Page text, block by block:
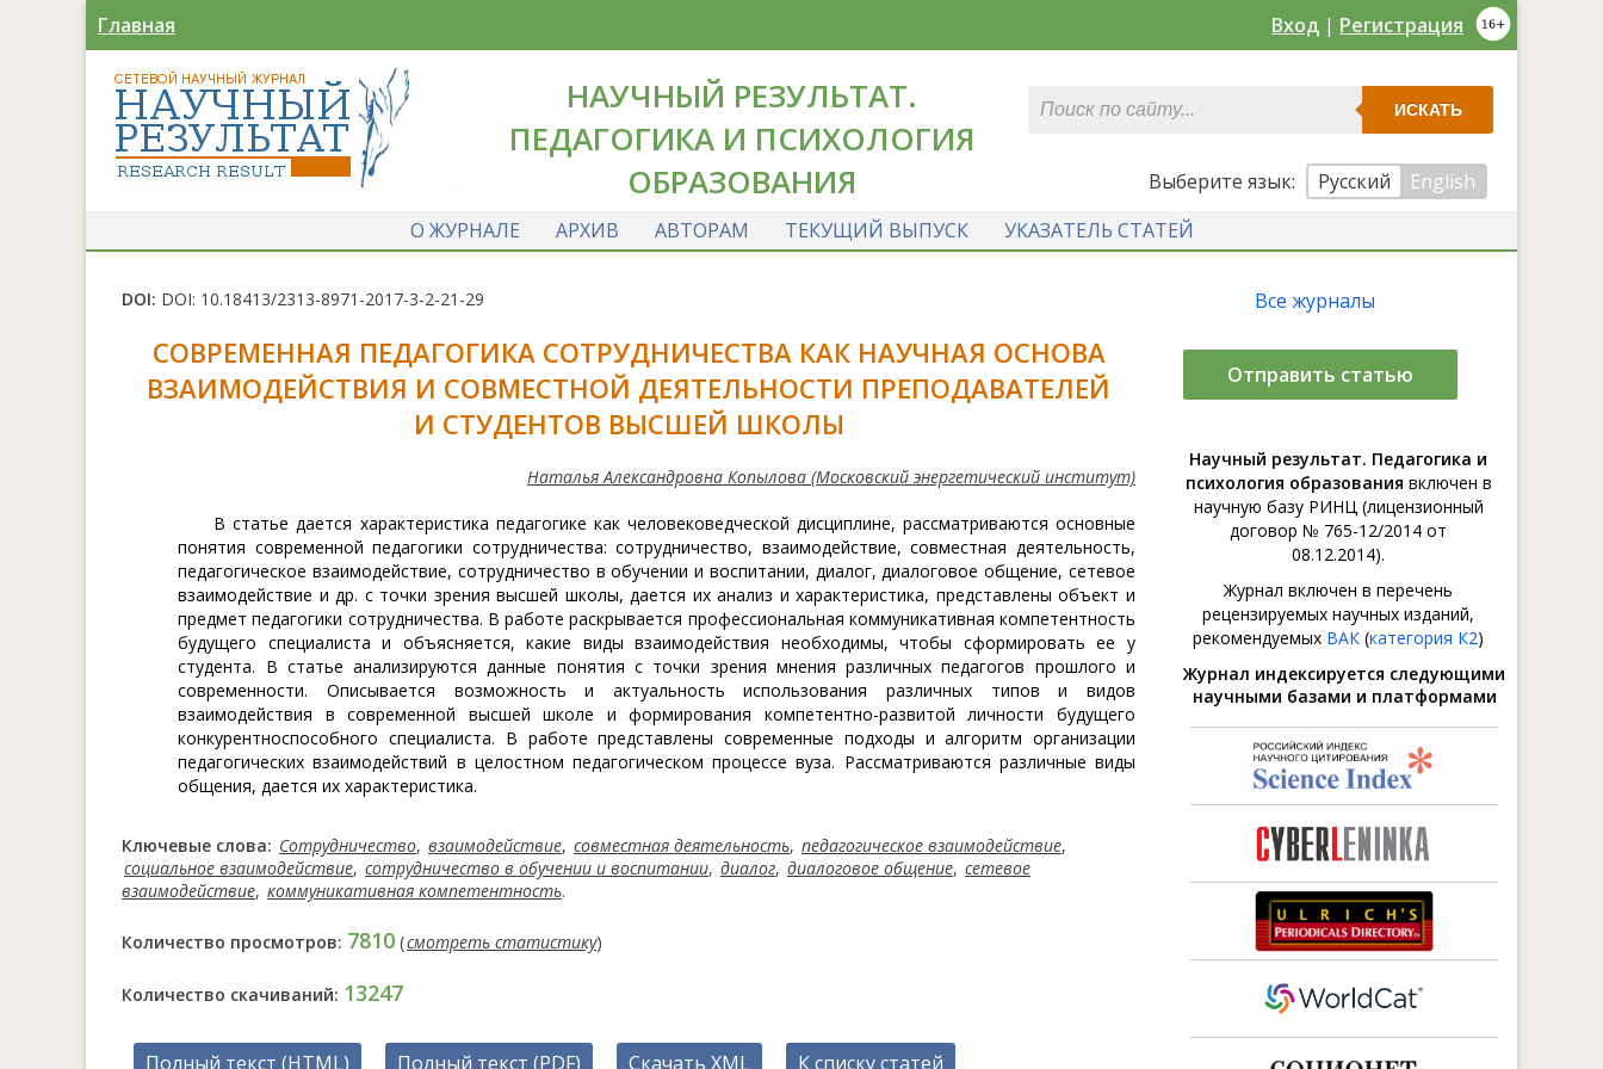
Главная Вход | Регистрация
НАУЧНЫЙ РЕЗУЛЬТАТ.
ПЕДАГОГИКА И ПСИХОЛОГИЯ
ОБРАЗОВАНИЯ
ИСКАТЬ
Выберите язык: Русский
English
О ЖУРНАЛЕ
АРХИВ АВТОРАМ ТЕКУЩИЙ ВЫПУСК УКАЗАТЕЛЬ СТАТЕЙ
DOI: DOI: 10.18413/2313-8971-2017-3-2-21-29
СОВРЕМЕННАЯ ПЕДАГОГИКА СОТРУДНИЧЕСТВА КАК НАУЧНАЯ ОСНОВА
ВЗАИМОДЕЙСТВИЯ И СОВМЕСТНОЙ ДЕЯТЕЛЬНОСТИ ПРЕПОДАВАТЕЛЕЙ
И СТУДЕНТОВ ВЫСШЕЙ ШКОЛЫ
Наталья Александровна Копылова (Московский энергетический институт)
В статье дается характеристика педагогике как человековедческой дисциплине, рассматриваются основные
понятия современной педагогики сотрудничества: сотрудничество, взаимодействие, совместная деятельность,
педагогическое взаимодействие, сотрудничество в обучении и воспитании, диалог, диалоговое общение, сетевое
взаимодействие и др. с точки зрения высшей школы, дается их анализ и характеристика, представлены объект и
предмет педагогики сотрудничества. В работе раскрывается профессиональная коммуникативная компетентность
будущего специалиста и объясняется, какие виды взаимодействия необходимы, чтобы сформировать ее у
студента. В статье анализируются данные понятия с точки зрения мнения различных педагогов прошлого и
современности. Описывается возможность и актуальность использования различных типов и видов
взаимодействия в современной высшей школе и формирования компетентно-развитой личности будущего
конкурентноспособного специалиста. В работе представлены современные подходы и алгоритм организации
педагогических взаимодействий в целостном педагогическом процессе вуза. Рассматриваются различные виды
общения, дается их характеристика.
Ключевые слова: Сотрудничество, взаимодействие, совместная деятельность, педагогическое взаимодействие,
социальное взаимодействие, сотрудничество в обучении и воспитании, диалог, диалоговое общение, сетевое
взаимодействие, коммуникативная компетентность.
Количество просмотров: 7810 (смотреть статистику)
Количество скачиваний: 13247
Полный текст (HTML) Полный текст (PDF) Скачать XML К списку статей
Все журналы
Отправить статью
Научный результат. Педагогика и
психология образования включен в
научную базу РИНЦ (лицензионный
договор № 765-12/2014 от
08.12.2014).
Журнал включен в перечень
рецензируемых научных изданий,
рекомендуемых ВАК (категория К2)
Журнал индексируется следующими
научными базами и платформами